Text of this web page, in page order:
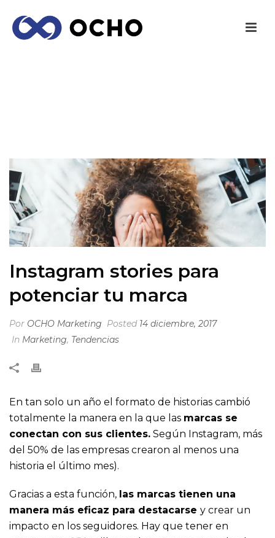
Instagram stories para
potenciar tu marca
Por OCHO Marketing Posted 14 diciembre, 2017
In Marketing, Tendencias
En tan solo un año el formato de historias cambió
totalmente la manera en la que las marcas se
conectan con sus clientes. Según Instagram, más
del 50% de las empresas crearon al menos una
historia el último mes).
Gracias a esta función, las marcas tienen una
manera más eficaz para destacarse y crear un
impacto en los seguidores. Hay que tener en